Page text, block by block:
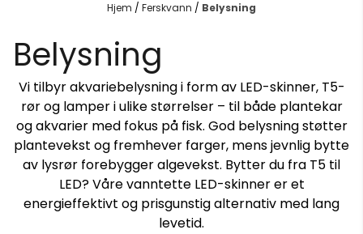
Hjem / Ferskvann / Belysning
Belysning
Vi tilbyr akvariebelysning i form av LED-skinner, T5-
rør og lamper i ulike størrelser – til både plantekar
og akvarier med fokus på fisk. God belysning støtter
plantevekst og fremhever farger, mens jevnlig bytte
av lysrør forebygger algevekst. Bytter du fra T5 til
LED? Våre vanntette LED-skinner er et
energieffektivt og prisgunstig alternativ med lang
levetid.